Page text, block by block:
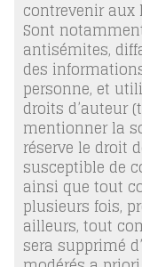
contrevenir
Sont
antisémites,
des
personne, et
droits d’auteur
mentionner la
réserve le droit
susceptible de
ainsi que tout
plusieurs fois,
ailleurs, tout
sera supprimé